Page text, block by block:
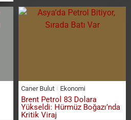
Caner Bulut Ekonomi
Brent Petrol 83 Dolara
Yükseldi: Hürmüz Boğazı’nda
Kritik Viraj